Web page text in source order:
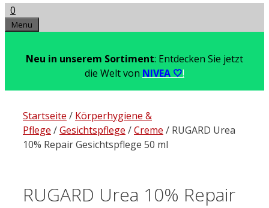
0
Menu
Neu in unserem Sortiment: Entdecken Sie jetzt
die Welt von NIVEA 🤍!
Startseite / Körperhygiene &
Pflege /Gesichtspflege /Creme / RUGARD Urea
10% Repair Gesichtspflege 50 ml
RUGARD Urea 10% Repair